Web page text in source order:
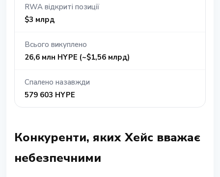
RWA відкриті позиції
$3 млрд
Всього викуплено
26,6 млн HYPE (~$1,56 млрд)
Спалено назавжди
579 603 HYPE
Конкуренти, яких Хейс вважає
небезпечними